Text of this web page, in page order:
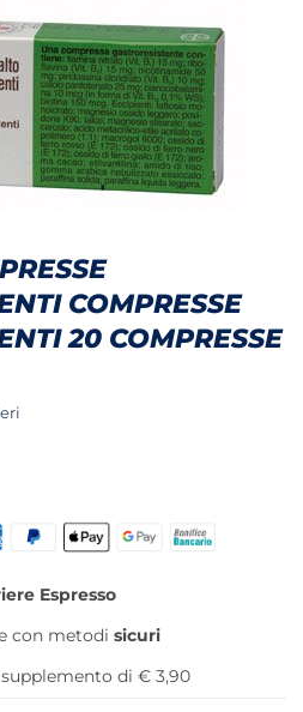
COMPRESSE
20 COMPRESSE
attuale
Espresso
con metodi sicuri
di € 3,90